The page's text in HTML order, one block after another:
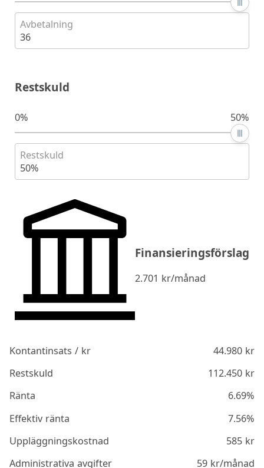
Avbetalning
36
Restskuld
0% 50%
Restskuld
50%
Finansieringsförslag
2.701 kr/månad
Kontantinsats / kr 44.980kr
Restskuld
112.450kr
Ränta
6.69%
Effektiv ränta
7.56%
Uppläggningskostnad
585kr
Administrativa avgifter
59kr/månad